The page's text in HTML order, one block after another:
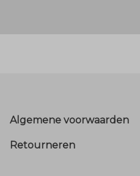
Footer
Algemene voorwaarden
Retourneren